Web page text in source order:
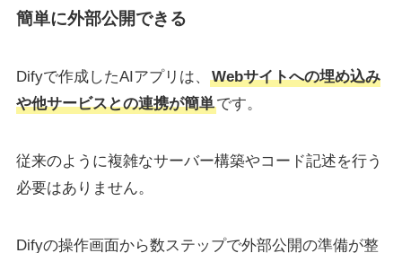
簡単に外部公開できる
Difyで作成したAIアプリは、
Webサイトへの埋め込み
や他サービスとの連携が簡単です。
従来のように複雑なサーバー構築やコード記述を行う
必要はありません。
Difyの操作画面から数ステップで外部公開の準備が整